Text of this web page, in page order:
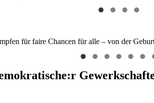
für faire Chancen für alle – von der